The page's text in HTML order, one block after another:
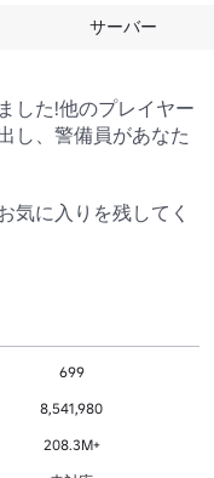
サーバー
した!他のプレイヤー
し、警備員があなた
気に入りを残してく
699
8,541,980
208.3M+